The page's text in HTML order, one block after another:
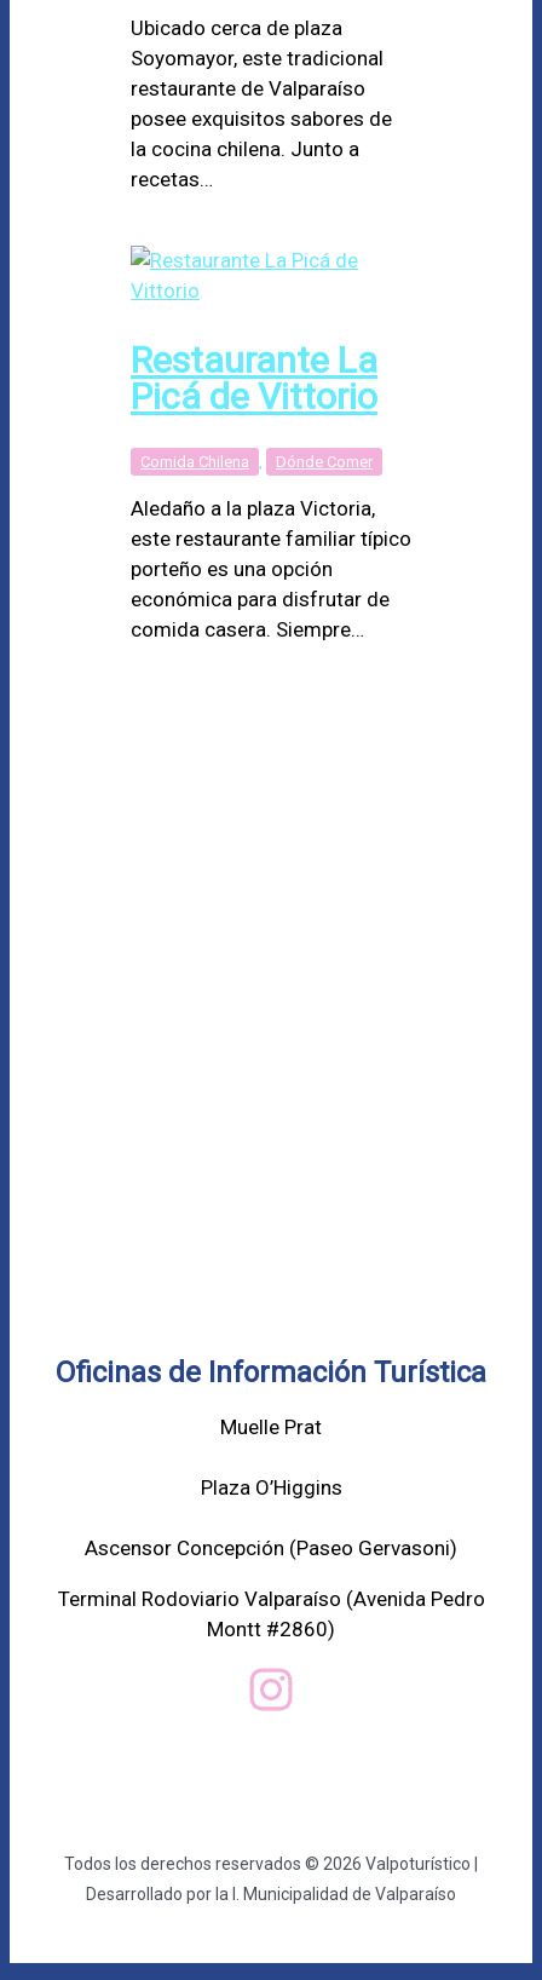
Ubicado cerca de plaza
Soyomayor, este tradicional
restaurante de Valparaíso
posee exquisitos sabores de
la cocina chilena. Junto a
recetas…
Restaurante La
Picá de Vittorio
Comida Chilena Dónde Comer
Aledaño a la plaza Victoria,
este restaurante familiar típico
porteño es una opción
económica para disfrutar de
comida casera. Siempre…
Oficinas de Información Turística
Muelle Prat
Plaza O’Higgins
Ascensor Concepción (Paseo Gervasoni)
Terminal Rodoviario Valparaíso (Avenida Pedro
Montt #2860)
Todos los derechos reservados © 2026 Valpoturístico |
Desarrollado por la I. Municipalidad de Valparaíso